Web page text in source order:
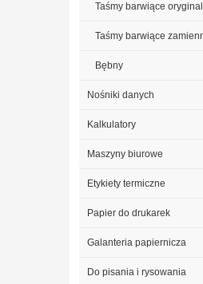
Taśmy barwiące
Taśmy barwiące
Bębny
Nośniki danych
Kalkulatory
Maszyny biurowe
Etykiety termiczne
Papier do drukarek
Galanteria papiernicza
Do pisania i rysowania